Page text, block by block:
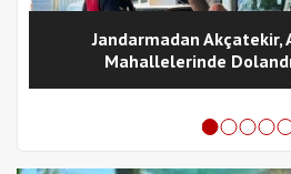
Jandarmadan Akçatekir,
Mahallelerinde